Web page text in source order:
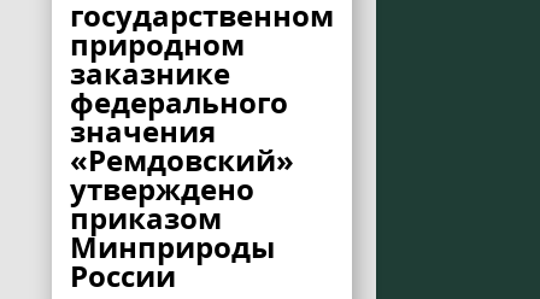
государственном
природном
заказнике
федерального
значения
«Ремдовский»
утверждено
приказом
Минприроды
России